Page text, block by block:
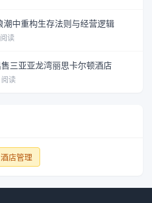
中重构生存法则与经营逻辑
读
三亚亚龙湾丽思卡尔顿酒店
读
酒店管理